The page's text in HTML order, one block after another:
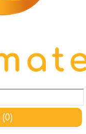
(0)